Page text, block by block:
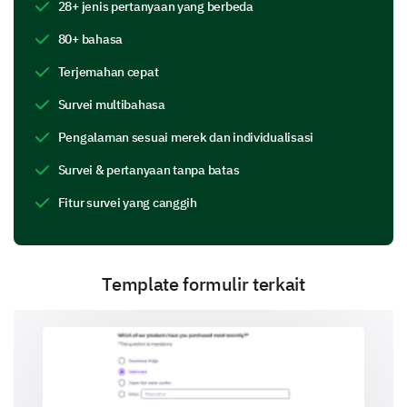
On a scale of 1 to 5, how would you rate the
quality of our internal communications?
5 - Excellent
The quality of our internal communications?
Effectiveness of communication
Let's focus on how effective the communication is in
28+ jenis pertanyaan yang berbeda
80+ bahasa
Terjemahan cepat
Survei multibahasa
Pengalaman sesuai merek dan individualisasi
Survei & pertanyaan tanpa batas
Fitur survei yang canggih
Template formulir terkait